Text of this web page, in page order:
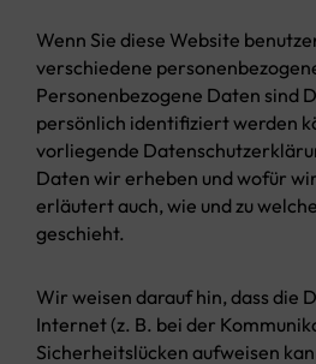
Wenn Sie diese Website
verschiedene
Personenbezogene Daten sind
persönlich identifiziert werden
vorliegende
Daten wir erheben und wofür
erläutert auch, wie und zu
geschieht.
Wir weisen darauf hin, dass die
Internet (z. B. bei der
Sicherheitslücken aufweisen